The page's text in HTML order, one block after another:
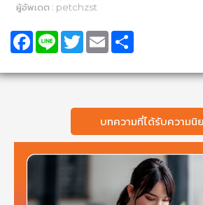
ผู้อัพเดต : petchzst
Facebook
Line TwitterEmail
บทความที่ได้รับความนิ